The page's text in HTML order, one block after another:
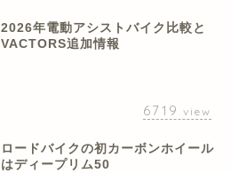
2026年電動アシストバイク比較と
VACTORS追加情報
6719 view
ロードバイクの初カーボンホイール
はディープリム50